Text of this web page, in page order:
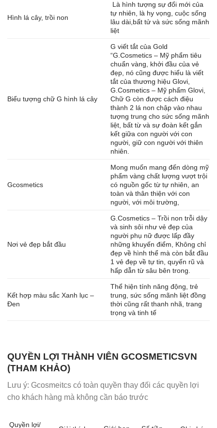
Hình lá cây, trồi non
Là hình tượng sự đổi mới của
tự nhiên, là hy vọng, cuộc sống
lâu dài,bất tử và sức sống mãnh
liệt
Biểu tượng chữ G hình lá cây
G viết tắt của Gold
“G.Cosmetics – Mỹ phẩm tiêu
chuẩn vàng, khởi đầu của vẻ
đẹp, nó cũng được hiểu là viết
tắt của thương hiệu Glovi,
G.Cosmetics – Mỹ phẩm Glovi,
Chữ G còn được cách điệu
thành 2 lá non chập vào nhau
tượng trung cho sức sống mãnh
liệt, bất từ và sự đoàn kết gắn
kết giữa con người với con
người, giữ con người với thiên
nhiên.
Gcosmetics
Mong muốn mang đến dòng mỹ
phẩm vàng chất lượng vượt trội
có nguồn gốc từ tự nhiên, an
toàn và thân thiện với con
người, với môi trường,
Nơi vẻ đẹp bắt đầu
G.Cosmetics – Trồi non trỗi dậy
và sinh sôi như vẻ đẹp của
người phụ nữ được lấp đầy
những khuyến điểm, Không chỉ
đẹp về hình thể mà còn bắt đầu
1 vẻ đẹp về tự tin, quyến rũ và
hấp dẫn từ sâu bên trong.
Kết hợp màu sắc Xanh lục –
Đen
Thể hiện tính năng động, trẻ
trung, sức sống mãnh liệt đồng
thời cũng rất thanh nhã, trang
trọng và tinh tế
QUYỀN LỢI THÀNH VIÊN GCOSMETICSVN
(THAM KHẢO)
Lưu ý: Gcosmeitcs có toàn quyền thay đối các quyền lợi
cho khách hàng mà không cần báo trước
Quyền lợi/